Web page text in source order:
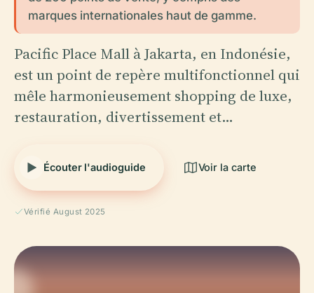
marques internationales haut de gamme.
Pacific Place Mall à Jakarta, en Indonésie,
est un point de repère multifonctionnel qui
mêle harmonieusement shopping de luxe,
restauration, divertissement et…
Écouter l'audioguide Voir la carte
Vérifié August 2025